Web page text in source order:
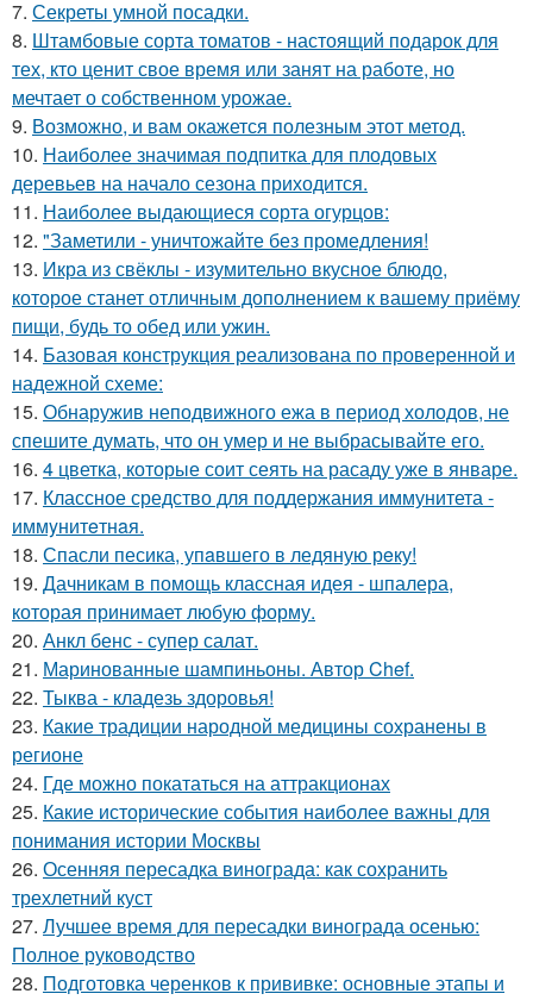
7. Секреты умной посадки.
8. Штамбовые сорта томатов - настоящий подарок для
тех, кто ценит свое время или занят на работе, но
мечтает о собственном урожае.
9. Возможно, и вам окажется полезным этот метод.
10. Наиболее значимая подпитка для плодовых
деревьев на начало сезона приходится.
11. Наиболее выдающиеся сорта огурцов:
12. "Заметили - уничтожайте без промедления!
13. Икра из свёклы - изумительно вкусное блюдо,
которое станет отличным дополнением к вашему приёму
пищи, будь то обед или ужин.
14. Базовая конструкция реализована по проверенной и
надежной схеме:
15. Обнаружив неподвижного ежа в период холодов, не
спешите думать, что он умер и не выбрасывайте его.
16. 4 цветка, которые соит сеять на расаду уже в январе.
17. Классное средство для поддержания иммунитета -
иммyнитeтнaя.
18. Спасли песика, упaвшего в ледяную рeку!
19. Дачникам в помощь классная идея - шпалера,
которая принимает любую форму.
20. Анкл бенс - супер салат.
21. Маринованные шампиньоны. Автор Chef.
22. Тыква - кладезь здоровья!
23. Какие традиции народной медицины сохранены в
регионе
24. Где можно покататься на аттракционах
25. Какие исторические события наиболее важны для
понимания истории Москвы
26. Осенняя пересадка винограда: как сохранить
трехлетний куст
27. Лучшее время для пересадки винограда осенью:
Полное руководство
28. Подготовка черенков к прививке: основные этапы и